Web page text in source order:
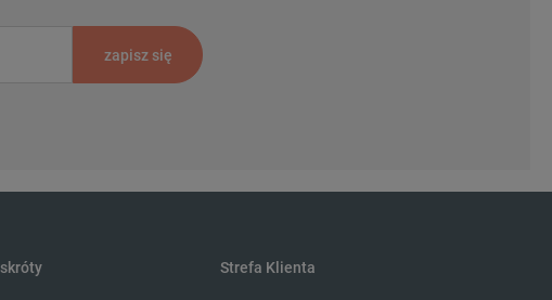
zapisz się
Strefa Klienta